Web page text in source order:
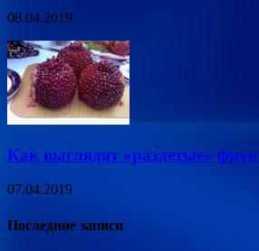
08.04.2019
Как выглядят «раздетые»
07.04.2019
Последние записи